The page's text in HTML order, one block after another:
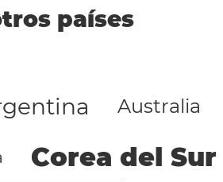
países
Australia
Corea del Sur